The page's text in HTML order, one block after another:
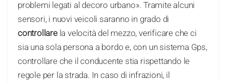
problemi legati al decoro urbano». Tramite alcuni
sensori, i nuovi veicoli saranno in grado di
controllarela velocità del mezzo, verificare che ci
sia una sola persona a bordo e, con un sistema Gps,
controllare che il conducente stia rispettando le
regole per la strada. In caso di infrazioni, il